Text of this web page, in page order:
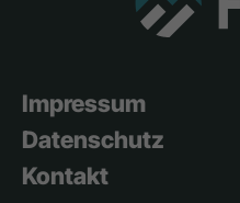
Impressum
Datenschutz
Kontakt